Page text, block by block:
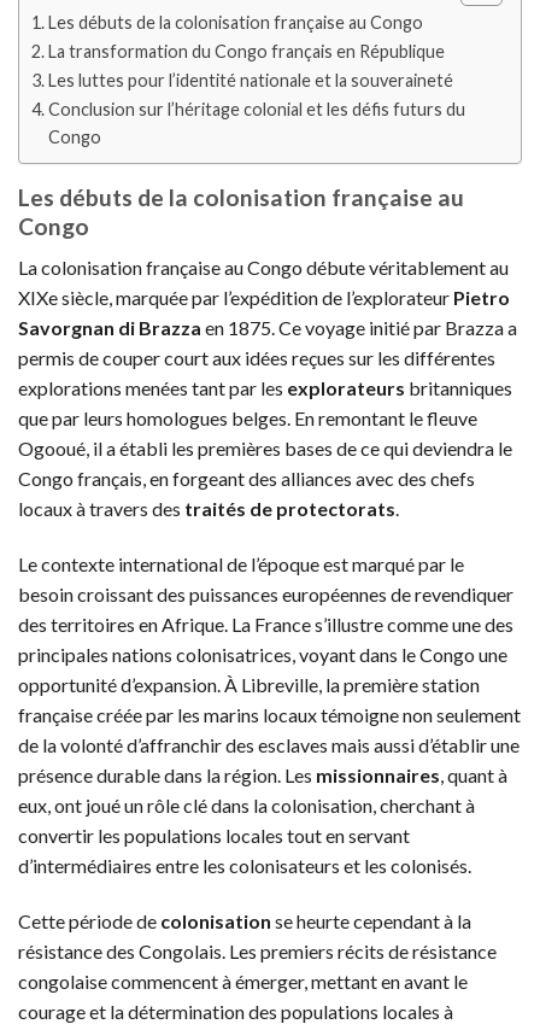
Les débuts de la colonisation française au Congo
La transformation du Congo français en République
Les luttes pour l’identité nationale et la souveraineté
Conclusion sur l’héritage colonial et les défis futurs du
Congo
Les débuts de la colonisation française au
Congo
La colonisation française au Congo débute véritablement au
XIXe siècle, marquée par l’expédition de l’explorateur Pietro
Savorgnan di Brazza en 1875. Ce voyage initié par Brazza a
permis de couper court aux idées reçues sur les différentes
explorations menées tant par les explorateurs britanniques
que par leurs homologues belges. En remontant le fleuve
Ogooué, il a établi les premières bases de ce qui deviendra le
Congo français, en forgeant des alliances avec des chefs
locaux à travers des traités de protectorats.
Le contexte international de l’époque est marqué par le
besoin croissant des puissances européennes de revendiquer
des territoires en Afrique. La France s’illustre comme une des
principales nations colonisatrices, voyant dans le Congo une
opportunité d’expansion. À Libreville, la première station
française créée par les marins locaux témoigne non seulement
de la volonté d’affranchir des esclaves mais aussi d’établir une
présence durable dans la région. Les missionnaires, quant à
eux, ont joué un rôle clé dans la colonisation, cherchant à
convertir les populations locales tout en servant
d’intermédiaires entre les colonisateurs et les colonisés.
Cette période de colonisation se heurte cependant à la
résistance des Congolais. Les premiers récits de résistance
congolaise commencent à émerger, mettant en avant le
courage et la détermination des populations locales à